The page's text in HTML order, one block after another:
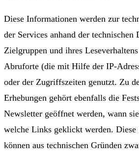
Diese Informationen werden zur
der Services anhand der technischen
Zielgruppen und ihres
Abruforte (die mit Hilfe der IP-
oder der Zugriffszeiten genutzt. Zu
Erhebungen gehört ebenfalls die
Newsletter geöffnet werden, wann
welche Links geklickt werden.
können aus technischen Gründen